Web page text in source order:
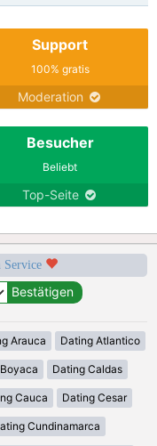
Support
100% gratis
Moderation
Besucher
Beliebt
Top-Seite
Service
Arauca Dating Atlantico
Dating Caldas
Cauca Dating Cesar
Cundinamarca